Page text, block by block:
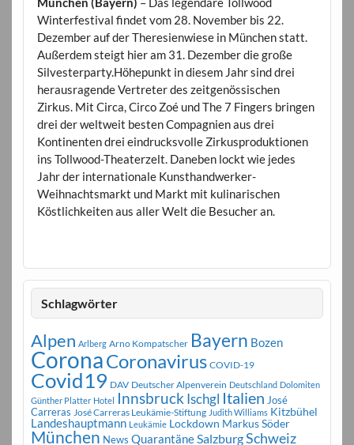
Winterfestival findet vom 28. November bis 22.
Dezember auf der Theresienwiese in München statt.
Außerdem steigt hier am 31. Dezember die große
Silvesterparty.Höhepunkt in diesem Jahr sind drei
herausragende Vertreter des zeitgenössischen
Zirkus. Mit Circa, Circo Zoé und The 7 Fingers bringen
drei der weltweit besten Compagnien aus drei
Kontinenten drei eindrucksvolle Zirkusproduktionen
ins Tollwood-Theaterzelt. Daneben lockt wie jedes
Jahr der internationale Kunsthandwerker-
Weihnachtsmarkt und Markt mit kulinarischen
Köstlichkeiten aus aller Welt die Besucher an.
Schlagwörter
Alpen Arlberg Arno Kompatscher Bayern Bozen
CoronaCoronavirus COVID-19
Covid19 DAV Deutscher Alpenverein Deutschland Dolomiten
Günther Platter Hotel Innsbruck Ischgl Italien José
Carreras José Carreras Leukämie-Stiftung Judith Williams Kitzbühel
Landeshauptmann Leukämie Lockdown Markus Söder
München News Quarantäne SalzburgSchweiz